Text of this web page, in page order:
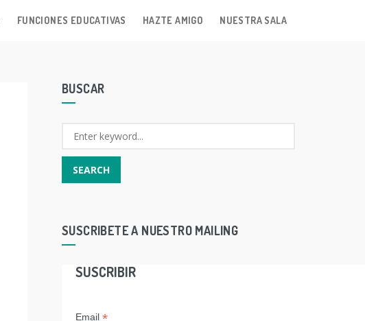
FUNCIONES EDUCATIVAS HAZTE AMIGO NUESTRA SALA
BUSCAR
SUSCRIBETE A NUESTRO MAILING
SUSCRIBIR
Email